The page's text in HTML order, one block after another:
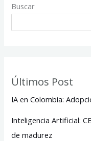
Buscar
Últimos Post
IA en Colombia:
Inteligencia Artificial:
de madurez